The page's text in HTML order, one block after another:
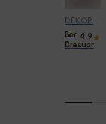
DEKOPRATIK
Berra
Dresuar
4.9